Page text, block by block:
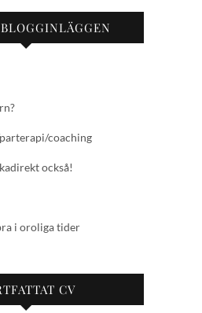
coaching
också!
i oroliga tider
CV